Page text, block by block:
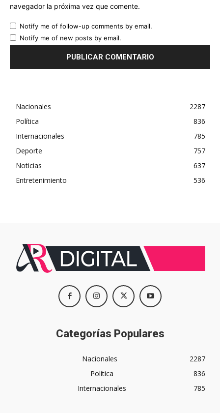
navegador la próxima vez que comente.
Notify me of follow-up comments by email.
Notify me of new posts by email.
Nacionales
2287
Política
836
Internacionales
785
Deporte
757
Noticias
637
Entretenimiento
536
Categorías Populares
Nacionales
2287
Política
836
Internacionales
785